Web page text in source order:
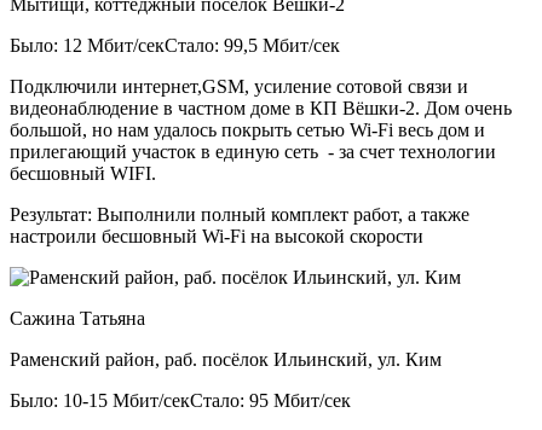
Мытищи, коттеджный посёлок Вёшки-2
Было: 12 Мбит/секСтало: 99,5 Мбит/сек
Подключили интернет,GSM, усиление сотовой связи и
видеонаблюдение в частном доме в КП Вёшки-2. Дом очень
большой, но нам удалось покрыть сетью Wi-Fi весь дом и
прилегающий участок в единую сеть - за счет технологии
бесшовный WIFI.
Результат: Выполнили полный комплект работ, а также
настроили бесшовный Wi-Fi на высокой скорости
Сажина Татьяна
Раменский район, раб. посёлок Ильинский, ул. Ким
Было: 10-15 Мбит/секСтало: 95 Мбит/сек